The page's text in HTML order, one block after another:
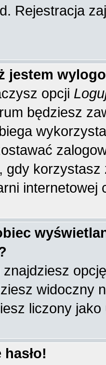
Rejestracja
jestem
opcji
będziesz
gdy
internetowej
znajdziesz
widoczny
liczony